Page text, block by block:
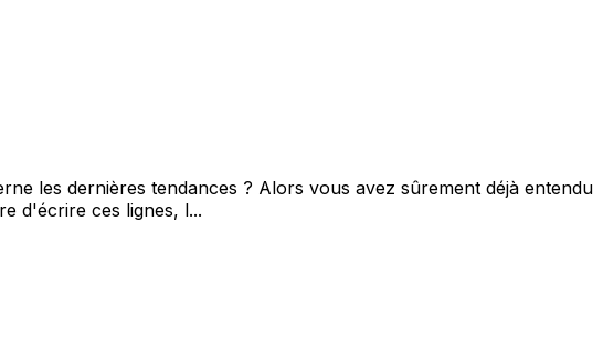
les dernières tendances ? Alors vous avez sûrement déjà entendu
d'écrire ces lignes, l...